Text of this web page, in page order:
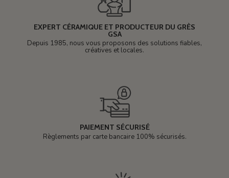
EXPERT CÉRAMIQUE ET PRODUCTEUR DU GRÈS
GSA
Depuis 1985, nous vous proposons des solutions fiables,
créatives et locales.
PAIEMENT SÉCURISÉ
Règlements par carte bancaire 100% sécurisés.